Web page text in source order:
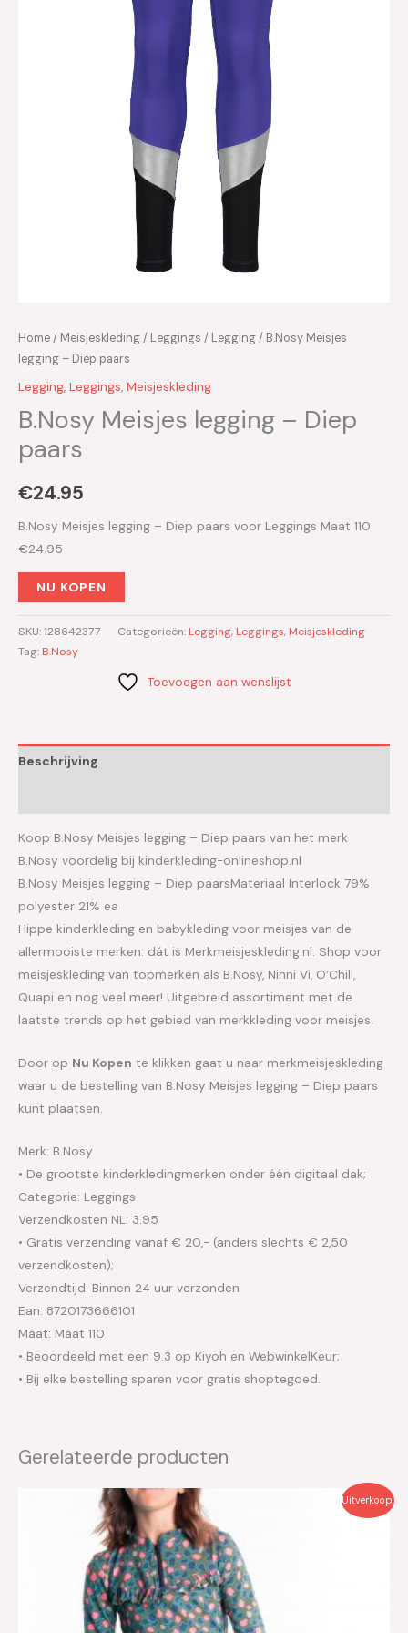
Home/ Meisjeskleding/ Leggings / Legging/ B.Nosy Meisjes
legging – Diep paars
Legging, Leggings, Meisjeskleding
B.Nosy Meisjes legging – Diep
paars
€24.95
B.Nosy Meisjes legging – Diep paars voor Leggings Maat 110
€24.95
NU KOPEN
SKU:128642377 Categorieën: Legging, Leggings, Meisjeskleding
Tag: B.Nosy
Toevoegen aan wenslijst
Beschrijving
Koop B.Nosy Meisjes legging – Diep paars van het merk
B.Nosy voordelig bij kinderkleding-onlineshop.nl
B.Nosy Meisjes legging – Diep paarsMateriaal Interlock 79%
polyester 21% ea
Hippe kinderkleding en babykleding voor meisjes van de
allermooiste merken: dát is Merkmeisjeskleding.nl. Shop voor
meisjeskleding van topmerken als B.Nosy, Ninni Vi, O’Chill,
Quapi en nog veel meer! Uitgebreid assortiment met de
laatste trends op het gebied van merkkleding voor meisjes.
Door op Nu Kopen te klikken gaat u naar merkmeisjeskleding
waar u de bestelling van B.Nosy Meisjes legging – Diep paars
kunt plaatsen.
Merk: B.Nosy
• De grootste kinderkledingmerken onder één digitaal dak;
Categorie: Leggings
Verzendkosten NL: 3.95
• Gratis verzending vanaf € 20,- (anders slechts € 2,50
verzendkosten);
Verzendtijd: Binnen 24 uur verzonden
Ean: 8720173666101
Maat: Maat 110
• Beoordeeld met een 9.3 op Kiyoh en WebwinkelKeur;
• Bij elke bestelling sparen voor gratis shoptegoed.
Gerelateerde producten
Uitverkoop!
Oorspronkelijke
€26.95.
Huidige
prijs
is:
€13.50.